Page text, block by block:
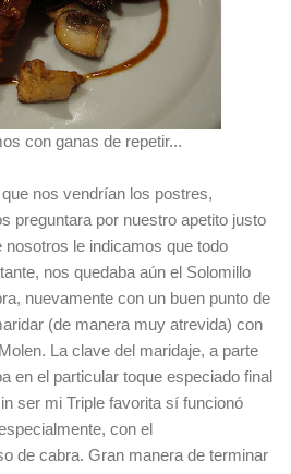
con ganas de repetir...
nos vendrían los postres,
preguntara por nuestro apetito justo
nosotros le indicamos que todo
nos quedaba aún el Solomillo
nuevamente con un buen punto de
(de manera muy atrevida) con
La clave del maridaje, a parte
en el particular toque especiado final
ser mi Triple favorita sí funcionó
con el
de cabra. Gran manera de terminar